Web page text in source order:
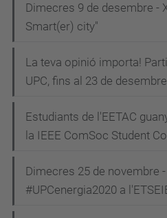
Dimecres 9 de desembre -
Smart(er) city"
La teva opinió importa!
UPC, fins al 23 de
Estudiants de l'EETAC
la IEEE ComSoc Student
Dimecres 25 de novembre
#UPCenergia2020 a